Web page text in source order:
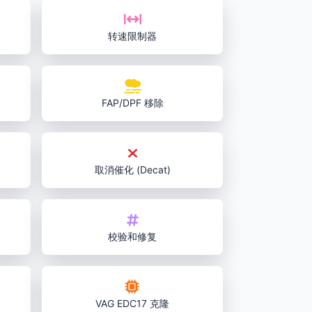
转速限制器
FAP/DPF 移除
取消催化 (Decat)
校验和修复
VAG EDC17 克隆